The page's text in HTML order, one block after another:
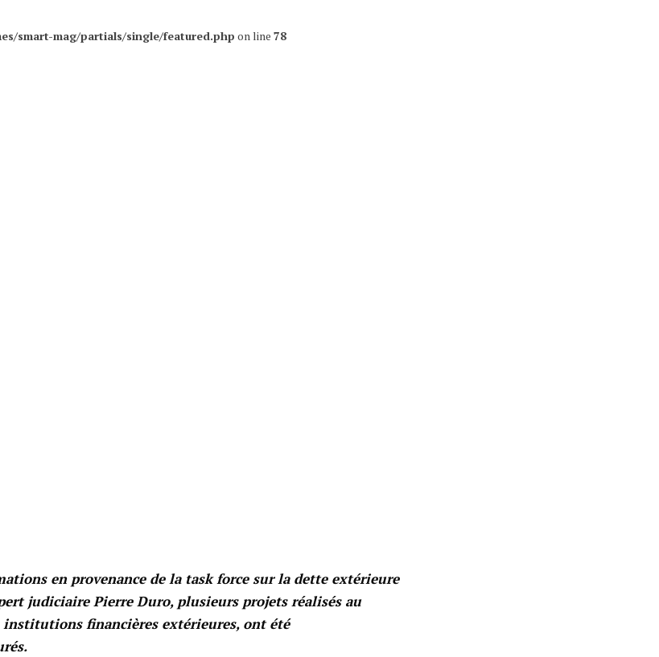
smart-mag/partials/single/featured.php on line 78
en provenance de la task force sur la dette extérieure
judiciaire Pierre Duro, plusieurs projets réalisés au
institutions financières extérieures, ont été